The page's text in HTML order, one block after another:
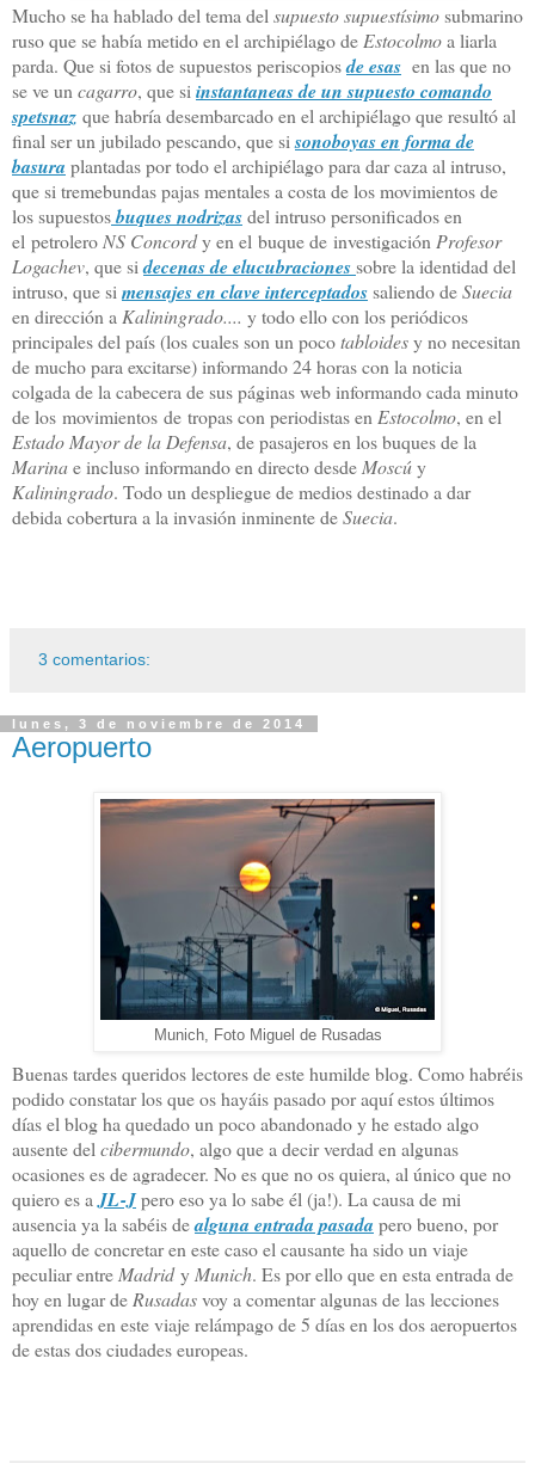
Mucho se ha hablado del tema del supuesto supuestísimosubmarino
ruso que se había metido en el archipiélago de Estocolmoa liarla
parda. Que si fotos de supuestos periscopiosde esas en las que no
se ve un cagarro, que si instantaneas de un supuesto comando
spetsnaz que habría desembarcado en el archipiélago que resultó al
final ser un jubilado pescando, que si sonoboyas en forma de
basura plantadas por todo el archipiélago para dar caza al intruso,
que si tremebundas pajas mentales a costa de los movimientos de
los supuestosbuques nodrizasdel intruso personificados en
el petrolero NS Concordy en el buque de investigación Profesor
Logachev, que sidecenas de elucubracionessobre la identidad del
intruso, que si mensajes en clave interceptadossaliendo deSuecia
en dirección a Kaliningrado.... y todo ello con los periódicos
principales del país (los cuales son un pocotabloidesy no necesitan
de mucho para excitarse) informando 24 horas con la noticia
colgada de la cabecera de sus páginas web informando cada minuto
de los movimientos de tropas con periodistas en Estocolmo, en el
Estado Mayor de la Defensa, de pasajeros en los buques de la
Marinae incluso informando en directo desde Moscúy
Kaliningrado. Todo un despliegue de medios destinado a dar
debida cobertura a la invasión inminente deSuecia.
3 comentarios:
lunes, 3 de noviembre de 2014
Aeropuerto
Munich, Foto Miguel de Rusadas
Buenas tardes queridos lectores de este humilde blog. Como habréis
podido constatar los que os hayáis pasado por aquí estos últimos
días el blog ha quedado un poco abandonado y he estado algo
ausente delcibermundo, algo que a decir verdad en algunas
ocasiones es de agradecer. No es que no os quiera, al único que no
quiero es aJL-Jpero eso ya lo sabe él (ja!). La causa de mi
ausencia ya la sabéis dealguna entrada pasada pero bueno, por
aquello de concretar en este caso el causante ha sido un viaje
peculiar entreMadridyMunich. Es por ello que en esta entrada de
hoy en lugar deRusadasvoy a comentar algunas de las lecciones
aprendidas en este viaje relámpago de 5 días en los dos aeropuertos
de estas dos ciudades europeas.